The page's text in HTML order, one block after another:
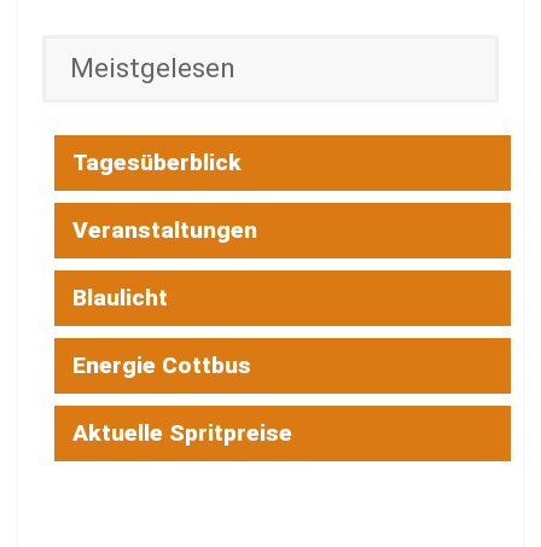
Meistgelesen
Tagesüberblick
Veranstaltungen
Blaulicht
Energie Cottbus
Aktuelle Spritpreise